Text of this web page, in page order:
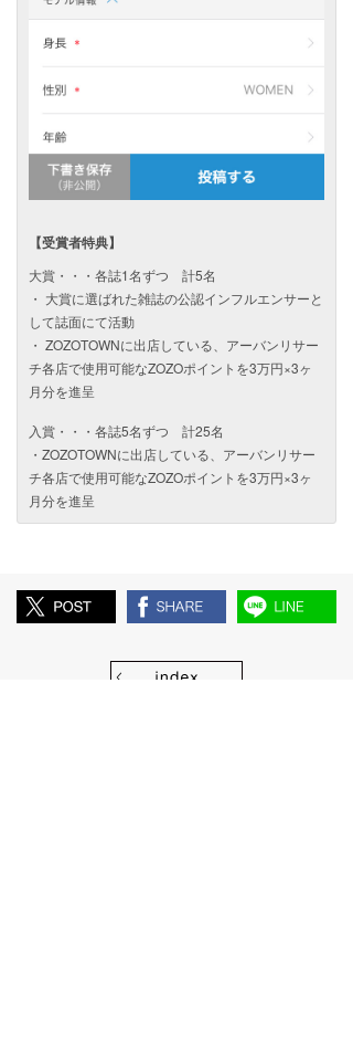
【受賞者特典】
大賞・・・各誌1名ずつ 計5名
・ 大賞に選ばれた雑誌の公認インフルエンサーと
して誌面にて活動
・ ZOZOTOWNに出店している、アーバンリサー
チ各店で使用可能なZOZOポイントを3万円×3ヶ
月分を進呈
入賞・・・各誌5名ずつ 計25名
・ZOZOTOWNに出店している、アーバンリサー
チ各店で使用可能なZOZOポイントを3万円×3ヶ
月分を進呈